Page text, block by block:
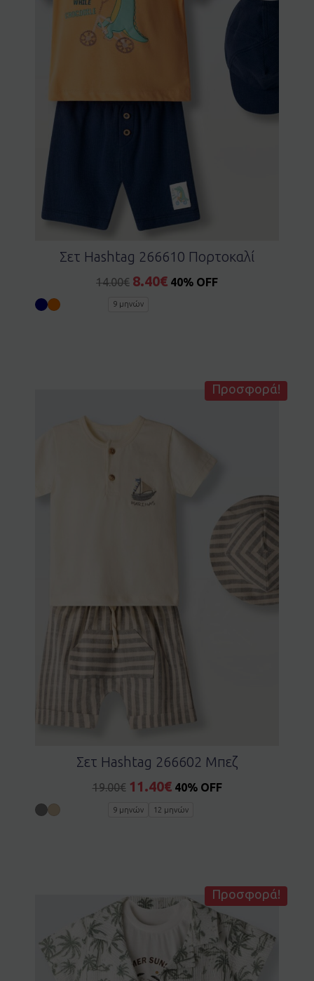
Σετ Hashtag 266610 Πορτοκαλί
14.00€ 8.40€ 40% OFF
9 μηνών
Προσφορά!
Σετ Hashtag 266602 Μπεζ
19.00€ 11.40€ 40% OFF
9 μηνών 12 μηνών
Προσφορά!